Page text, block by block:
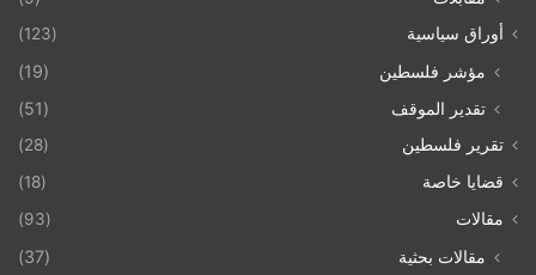
أوراق سياسية (123)
مؤشر فلسطين
(19)
تقدير الموقف
(51)
تقرير فلسطين
(28)
قضايا خاصة
(18)
مقالات
(93)
مقالات بحثية
(37)